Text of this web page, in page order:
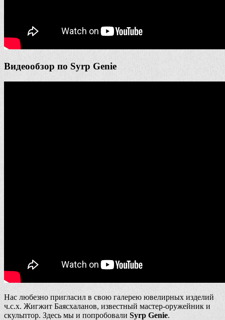
Видеообзор по Syrp Genie
Нас любезно пригласил в свою галерею ювелирных изделий
ч.с.х. Жигжит Баясхаланов, известный мастер-оружейник и
скульптор. Здесь мы и попробовали Syrp Genie.